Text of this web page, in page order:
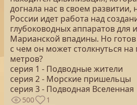
догнала нас в своем развитии,
России идет работа над
глубоководных аппаратов для
Марианской впадины. Но готов
с чем он может столкнуться на
метров?
серия 1 - Подводные жители
серия 2 - Морские пришельцы
серия 3 - Подводная Вселенная
500 1